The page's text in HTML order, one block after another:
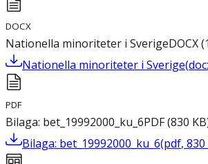
DOCX
Nationella minoriteter i SverigeDOCX(
Nationella minoriteter i Sverige(
PDF
Bilaga: bet_19992000_ku_6PDF(830 KB
Bilaga: bet_19992000_ku_6(pdf, 830